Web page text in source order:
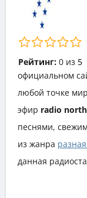
Рейтинг: 0из 5
официальном
любой точке
эфир radio
песнями,
из жанра
данная